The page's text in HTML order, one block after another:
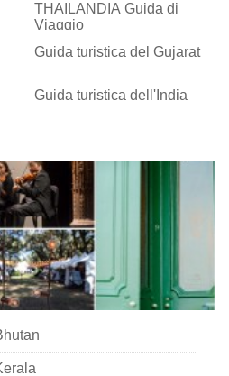
THAILANDIA Guida di
Viaggio
Guida turistica del Gujarat
Guida turistica dell'India